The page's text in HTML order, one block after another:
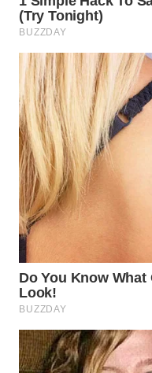
WN
KUNINGAN
WN
MAJALENGKA
WN
SUBANG
WN
SUKABUMI
PURWAKARTA
WN
TIMUR